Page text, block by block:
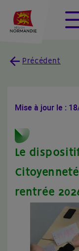
Précédent
Mise à jour le :
Le
rentrée